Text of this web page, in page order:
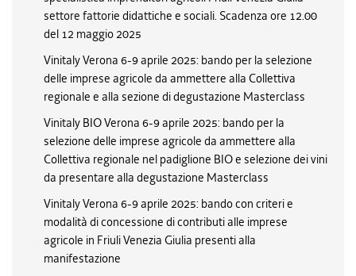
settore fattorie didattiche e sociali. Scadenza ore 12.00
del 12 maggio 2025
Vinitaly Verona 6-9 aprile 2025: bando per la selezione
delle imprese agricole da ammettere alla Collettiva
regionale e alla sezione di degustazione Masterclass
Vinitaly BIO Verona 6-9 aprile 2025: bando per la
selezione delle imprese agricole da ammettere alla
Collettiva regionale nel padiglione BIO e selezione dei vini
da presentare alla degustazione Masterclass
Vinitaly Verona 6-9 aprile 2025: bando con criteri e
modalità di concessione di contributi alle imprese
agricole in Friuli Venezia Giulia presenti alla
manifestazione